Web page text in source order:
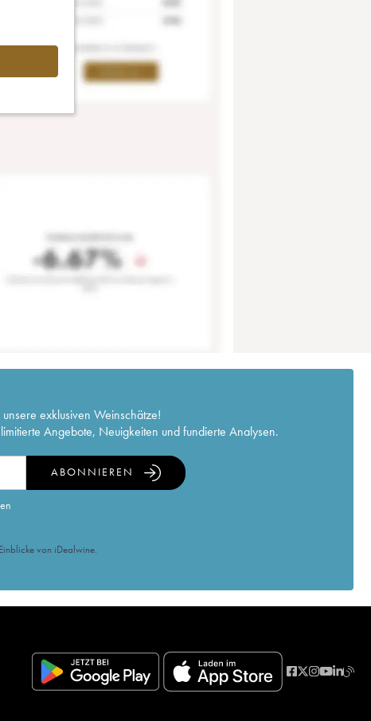
exklusiven Weinschätze!
Angebote, Neuigkeiten und fundierte Analysen.
ABONNIEREN
von iDealwine.